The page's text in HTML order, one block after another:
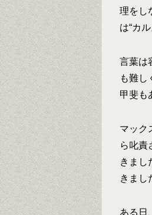
理をし
は“カ
言葉は
も難し
甲斐も
マック
ら叱責
きまし
きまし
ある日